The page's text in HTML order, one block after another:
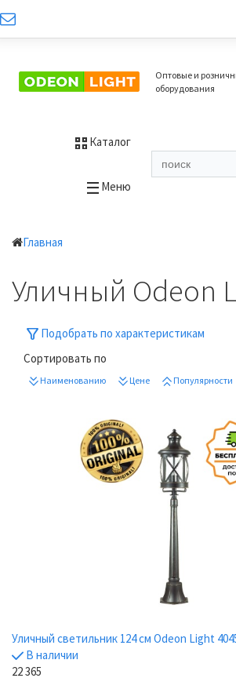
Оптовые и
оборудования
Каталог
Меню
Главная
Уличный Odeon
Подобрать по характеристикам
Сортировать по
Наименованию Цене Популярности
Уличный светильник 124 см Odeon Light
В наличии
22 365